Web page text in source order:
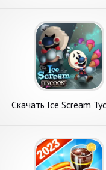
на Андроид
Скачать Ice Scream